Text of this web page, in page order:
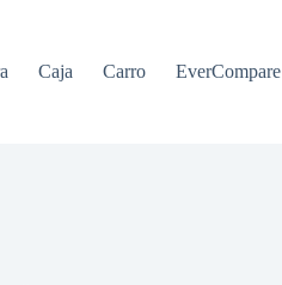
Caja Carro EverCompare